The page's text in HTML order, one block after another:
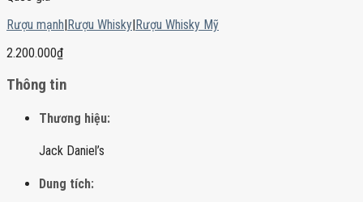
Rượu mạnh|Rượu Whisky|Rượu Whisky Mỹ
2.200.000₫
Thông tin
Thương hiệu:
Jack Daniel’s
Dung tích: